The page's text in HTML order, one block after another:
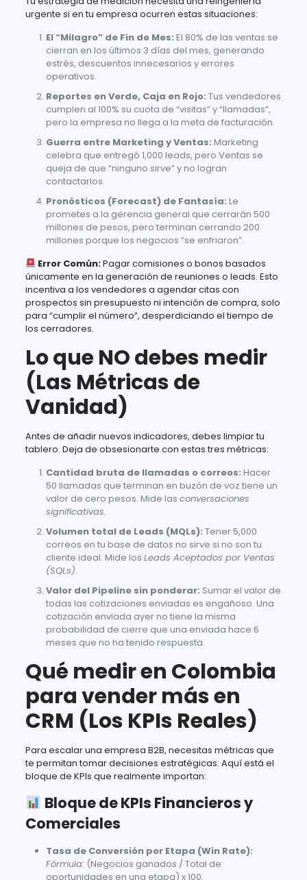
urgente si en tu empresa ocurren estas situaciones:
El “Milagro” de Fin de Mes: El 80% de las ventas se
cierran en los últimos 3 días del mes, generando
estrés, descuentos innecesarios y errores
operativos.
Reportes en Verde, Caja en Rojo: Tus vendedores
cumplen al 100% su cuota de “visitas” y “llamadas”,
pero la empresa no llega a la meta de facturación.
Guerra entre Marketing y Ventas: Marketing
celebra que entregó 1,000 leads, pero Ventas se
queja de que “ninguno sirve” y no logran
contactarlos.
Pronósticos (Forecast) de Fantasía: Le
prometes a la gerencia general que cerrarán 500
millones de pesos, pero terminan cerrando 200
millones porque los negocios “se enfriaron”.
Error Común:Pagar comisiones o bonos basados
únicamente en la generación de reuniones o leads. Esto
incentiva a los vendedores a agendar citas con
prospectos sin presupuesto ni intención de compra, solo
para “cumplir el número”, desperdiciando el tiempo de
los cerradores.
Lo que NO debes medir
(Las Métricas de
Vanidad)
Antes de añadir nuevos indicadores, debes limpiar tu
tablero. Deja de obsesionarte con estas tres métricas:
Cantidad bruta de llamadas o correos: Hacer
50 llamadas que terminan en buzón de voz tiene un
valor de cero pesos. Mide las conversaciones
significativas.
Volumen total de Leads (MQLs): Tener 5,000
correos en tu base de datos no sirve si no son tu
cliente ideal. Mide los Leads Aceptados por Ventas
(SQLs).
Valor del Pipeline sin ponderar: Sumar el valor de
todas las cotizaciones enviadas es engañoso. Una
cotización enviada ayer no tiene la misma
probabilidad de cierre que una enviada hace 6
meses que no ha tenido respuesta.
Qué medir en Colombia
para vender más en
CRM (Los KPIs Reales)
Para escalar una empresa B2B, necesitas métricas que
te permitan tomar decisiones estratégicas. Aquí está el
bloque de KPIs que realmente importan:
Bloque de KPIs Financieros y
Comerciales
Tasa de Conversión por Etapa (Win Rate):
Fórmula: (Negocios ganados / Total de
oportunidades en una etapa) x 100.